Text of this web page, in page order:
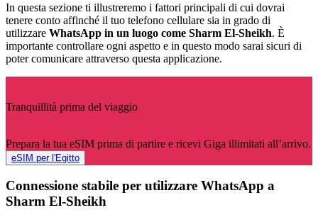
In questa sezione ti illustreremo i fattori principali di cui dovrai
tenere conto affinché il tuo telefono cellulare sia in grado di
utilizzare WhatsApp in un luogo come Sharm El-Sheikh. È
importante controllare ogni aspetto e in questo modo sarai sicuri di
poter comunicare attraverso questa applicazione.
Tranquillità prima del viaggio
Prepara la tua eSIM prima di partire e ricevi Giga illimitati all’arrivo.
eSIM per l'Egitto
Connessione stabile per utilizzare WhatsApp a
Sharm El-Sheikh